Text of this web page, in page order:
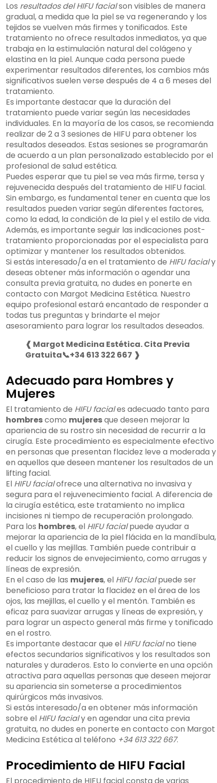
Los resultados del HIFU facialson visibles de manera
gradual, a medida que la piel se va regenerando y los
tejidos se vuelven más firmes y tonificados. Este
tratamiento no ofrece resultados inmediatos, ya que
trabaja en la estimulación natural del colágeno y
elastina en la piel. Aunque cada persona puede
experimentar resultados diferentes, los cambios más
significativos suelen verse después de 4 a 6 meses del
tratamiento.
Es importante destacar que la duración del
tratamiento puede variar según las necesidades
individuales. En la mayoría de los casos, se recomienda
realizar de 2 a 3 sesiones de HIFU para obtener los
resultados deseados. Estas sesiones se programarán
de acuerdo a un plan personalizado establecido por el
profesional de salud estética.
Puedes esperar que tu piel se vea más firme, tersa y
rejuvenecida después del tratamiento de HIFU facial.
Sin embargo, es fundamental tener en cuenta que los
resultados pueden variar según diferentes factores,
como la edad, la condición de la piel y el estilo de vida.
Además, es importante seguir las indicaciones post-
tratamiento proporcionadas por el especialista para
optimizar y mantener los resultados obtenidos.
Si estás interesado/a en el tratamiento de HIFU facialy
deseas obtener más información o agendar una
consulta previa gratuita, no dudes en ponerte en
contacto con Margot Medicina Estética. Nuestro
equipo profesional estará encantado de responder a
todas tus preguntas y brindarte el mejor
asesoramiento para lograr los resultados deseados.
❰ Margot Medicina Estética. Cita Previa
Gratuita📞+34 613 322 667 ❱
Adecuado para Hombres y
Mujeres
El tratamiento de HIFU faciales adecuado tanto para
hombrescomo mujeresque deseen mejorar la
apariencia de su rostro sin necesidad de recurrir a la
cirugía. Este procedimiento es especialmente efectivo
en personas que presentan flacidez leve a moderada y
en aquellos que deseen mantener los resultados de un
lifting facial.
El HIFU facialofrece una alternativa no invasiva y
segura para el rejuvenecimiento facial. A diferencia de
la cirugía estética, este tratamiento no implica
incisiones ni tiempo de recuperación prolongado.
Para los hombres, el HIFU facialpuede ayudar a
mejorar la apariencia de la piel flácida en la mandíbula,
el cuello y las mejillas. También puede contribuir a
reducir los signos de envejecimiento, como arrugas y
líneas de expresión.
En el caso de las mujeres, el HIFU facialpuede ser
beneficioso para tratar la flacidez en el área de los
ojos, las mejillas, el cuello y el mentón. También es
eficaz para suavizar arrugas y líneas de expresión, y
para lograr un aspecto general más firme y tonificado
en el rostro.
Es importante destacar que el HIFU facialno tiene
efectos secundarios significativos y los resultados son
naturales y duraderos. Esto lo convierte en una opción
atractiva para aquellas personas que deseen mejorar
su apariencia sin someterse a procedimientos
quirúrgicos más invasivos.
Si estás interesado/a en obtener más información
sobre el HIFU facialy en agendar una cita previa
gratuita, no dudes en ponerte en contacto con Margot
Medicina Estética al teléfono +34 613 322 667.
Procedimiento de HIFU Facial